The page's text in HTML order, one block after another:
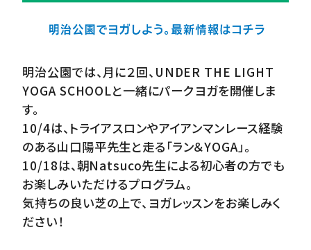
明治公園では、月に２回、UNDER THE LIGHT
YOGA SCHOOLと一緒にパークヨガを開催しま
す。
10/4は、トライアスロンやアイアンマンレース経験
のある山口陽平先生と走る「ラン＆YOGA」。
10/18は、朝Natsuco先生による初心者の方でも
お楽しみいただけるプログラム。
気持ちの良い芝の上で、ヨガレッスンをお楽しみく
ださい！